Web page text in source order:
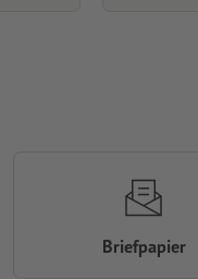
Briefpapier